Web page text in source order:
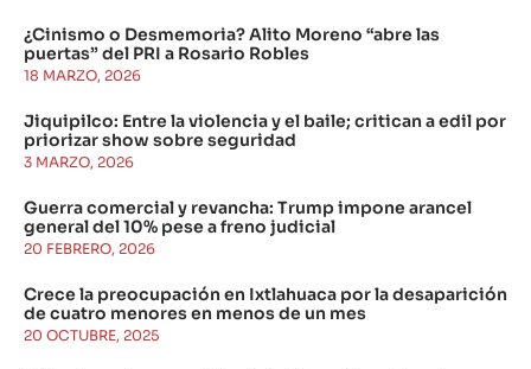
¿Cinismo o Desmemoria? Alito Moreno “abre las
puertas” del PRI a Rosario Robles
18 MARZO, 2026
Jiquipilco: Entre la violencia y el baile; critican a edil por
priorizar show sobre seguridad
3 MARZO, 2026
Guerra comercial y revancha: Trump impone arancel
general del 10% pese a freno judicial
20 FEBRERO, 2026
Crece la preocupación en Ixtlahuaca por la desaparición
de cuatro menores en menos de un mes
20 OCTUBRE, 2025